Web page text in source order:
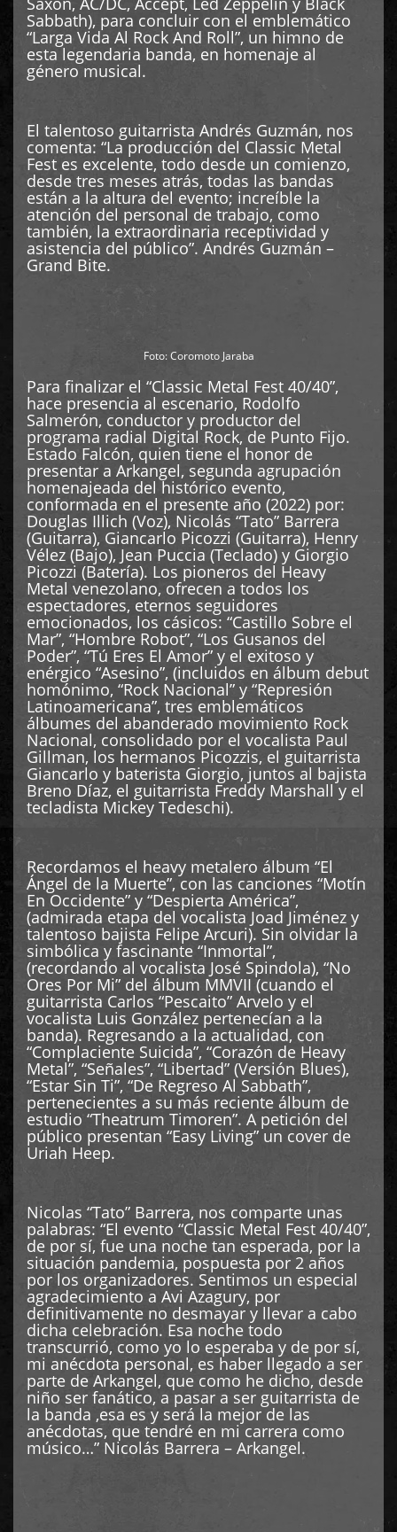
Sabbath), para concluir con el emblemático
“Larga Vida Al Rock And Roll”, un himno de
esta legendaria banda, en homenaje al
género musical.
El talentoso guitarrista Andrés Guzmán, nos
comenta: “La producción del Classic Metal
Fest es excelente, todo desde un comienzo,
desde tres meses atrás, todas las bandas
están a la altura del evento; increíble la
atención del personal de trabajo, como
también, la extraordinaria receptividad y
asistencia del público”. Andrés Guzmán –
Grand Bite.
Foto: Coromoto Jaraba
Para finalizar el “Classic Metal Fest 40/40”,
hace presencia al escenario, Rodolfo
Salmerón, conductor y productor del
programa radial Digital Rock, de Punto Fijo.
Estado Falcón, quien tiene el honor de
presentar a Arkangel, segunda agrupación
homenajeada del histórico evento,
conformada en el presente año (2022) por:
Douglas Illich (Voz), Nicolás “Tato” Barrera
(Guitarra), Giancarlo Picozzi (Guitarra), Henry
Vélez (Bajo), Jean Puccia (Teclado) y Giorgio
Picozzi (Batería). Los pioneros del Heavy
Metal venezolano, ofrecen a todos los
espectadores, eternos seguidores
emocionados, los cásicos: “Castillo Sobre el
Mar”, “Hombre Robot”, “Los Gusanos del
Poder”, “Tú Eres El Amor” y el exitoso y
enérgico “Asesino”, (incluidos en álbum debut
homónimo, “Rock Nacional” y “Represión
Latinoamericana”, tres emblemáticos
álbumes del abanderado movimiento Rock
Nacional, consolidado por el vocalista Paul
Gillman, los hermanos Picozzis, el guitarrista
Giancarlo y baterista Giorgio, juntos al bajista
Breno Díaz, el guitarrista Freddy Marshall y el
tecladista Mickey Tedeschi).
Recordamos el heavy metalero álbum “El
Ángel de la Muerte”, con las canciones “Motín
En Occidente” y “Despierta América”,
(admirada etapa del vocalista Joad Jiménez y
talentoso bajista Felipe Arcuri). Sin olvidar la
simbólica y fascinante “Inmortal”,
(recordando al vocalista José Spindola), “No
Ores Por Mi” del álbum MMVII (cuando el
guitarrista Carlos “Pescaito” Arvelo y el
vocalista Luis González pertenecían a la
banda). Regresando a la actualidad, con
“Complaciente Suicida”, “Corazón de Heavy
Metal”, “Señales”, “Libertad” (Versión Blues),
“Estar Sin Ti”, “De Regreso Al Sabbath”,
pertenecientes a su más reciente álbum de
estudio “Theatrum Timoren”. A petición del
público presentan “Easy Living” un cover de
Uriah Heep.
Nicolas “Tato” Barrera, nos comparte unas
palabras: “El evento “Classic Metal Fest 40/40”,
de por sí, fue una noche tan esperada, por la
situación pandemia, pospuesta por 2 años
por los organizadores. Sentimos un especial
agradecimiento a Avi Azagury, por
definitivamente no desmayar y llevar a cabo
dicha celebración. Esa noche todo
transcurrió, como yo lo esperaba y de por sí,
mi anécdota personal, es haber llegado a ser
parte de Arkangel, que como he dicho, desde
niño ser fanático, a pasar a ser guitarrista de
la banda ,esa es y será la mejor de las
anécdotas, que tendré en mi carrera como
músico…” Nicolás Barrera – Arkangel.